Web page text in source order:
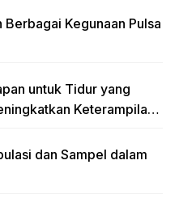
Kegunaan Pulsa
untuk Tidur yang
Keterampilan
dan Sampel dalam